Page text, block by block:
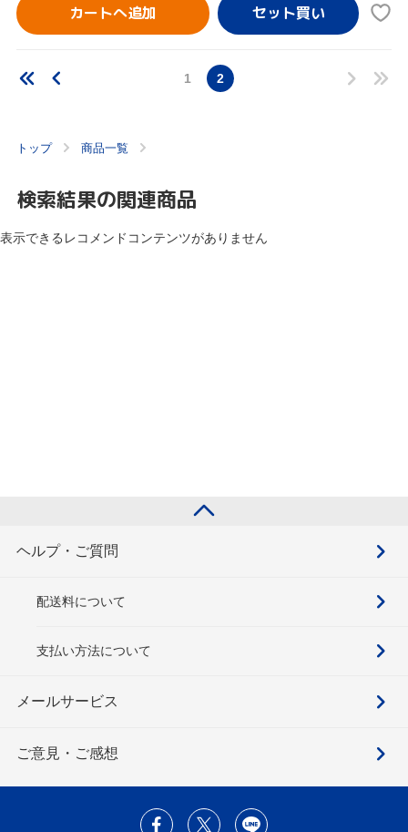
カートへ追加
1 2
トップ 商品一覧
検索結果の関連商品
表示できるレコメンドコンテンツがありません
ヘルプ・ご質問
配送料について
支払い方法について
メールサービス
ご意見・ご感想